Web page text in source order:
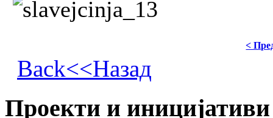
<
Back<<Назад
Проекти и иницијативи